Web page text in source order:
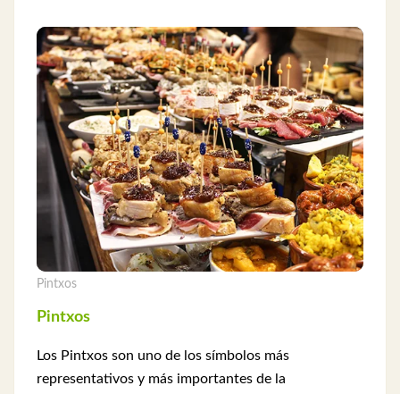
Pintxos
Pintxos
Los Pintxos son uno de los símbolos más
representativos y más importantes de la